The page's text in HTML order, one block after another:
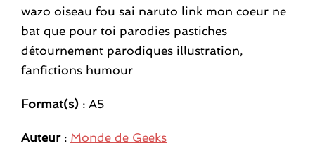
wazo oiseau fou sai naruto link mon coeur ne
bat que pour toi parodies pastiches
détournement parodiques illustration,
fanfictions humour
Format(s) : A5
Auteur: Monde de Geeks